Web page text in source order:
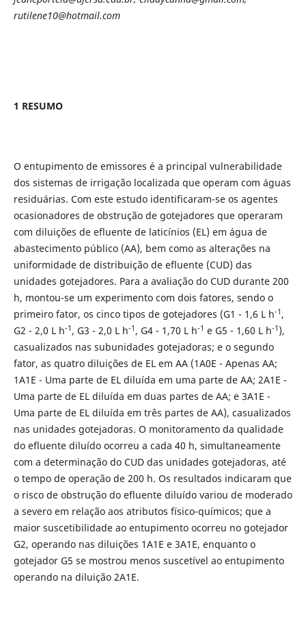
rutilene10@hotmail.com
1 RESUMO
O entupimento de emissores é a principal vulnerabilidade
dos sistemas de irrigação localizada que operam com águas
residuárias. Com este estudo identificaram-se os agentes
ocasionadores de obstrução de gotejadores que operaram
com diluições de efluente de laticínios (EL) em água de
abastecimento público (AA), bem como as alterações na
uniformidade de distribuição de efluente (CUD) das
unidades gotejadores. Para a avaliação do CUD durante 200
h, montou-se um experimento com dois fatores, sendo o
primeiro fator, os cinco tipos de gotejadores (G1 - 1,6 L h-1 ,
G2 - 2,0 L h-1 , G3 - 2,0 L h-1 , G4 - 1,70 L h-1 e G5 - 1,60 L h-1 ),
casualizados nas subunidades gotejadoras; e o segundo
fator, as quatro diluições de EL em AA (1A0E - Apenas AA;
1A1E - Uma parte de EL diluída em uma parte de AA; 2A1E -
Uma parte de EL diluída em duas partes de AA; e 3A1E -
Uma parte de EL diluída em três partes de AA), casualizados
nas unidades gotejadoras. O monitoramento da qualidade
do efluente diluído ocorreu a cada 40 h, simultaneamente
com a determinação do CUD das unidades gotejadoras, até
o tempo de operação de 200 h. Os resultados indicaram que
o risco de obstrução do efluente diluído variou de moderado
a severo em relação aos atributos físico-químicos; que a
maior suscetibilidade ao entupimento ocorreu no gotejador
G2, operando nas diluições 1A1E e 3A1E, enquanto o
gotejador G5 se mostrou menos suscetível ao entupimento
operando na diluição 2A1E.